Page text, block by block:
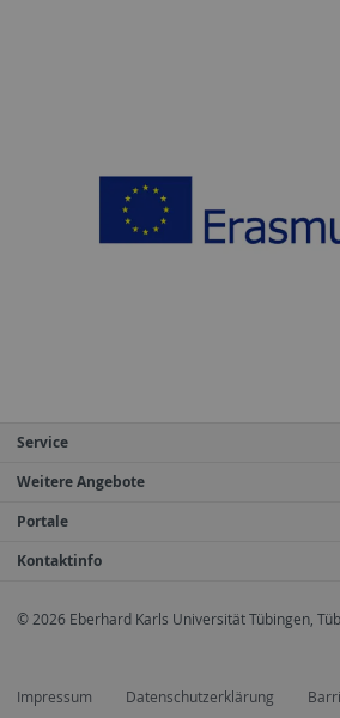
Service
Weitere Angebote
Portale
Kontaktinfo
© 2026 Eberhard Karls Universität Tübingen,
Impressum Datenschutzerklärung